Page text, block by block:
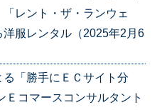
レント・ザ・ランウェ
服レンタル（2025年2月6
る「勝手にＥＣサイト分
コマースコンサルタント